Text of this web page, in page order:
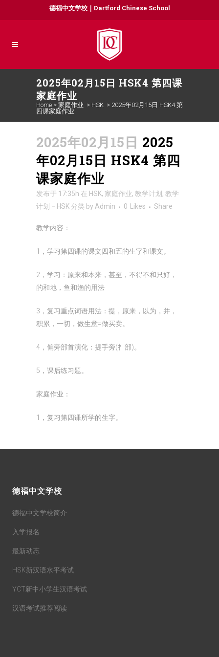
德福中文学校｜Dartford Chinese School
2025年02月15日 HSK4 第四课
家庭作业
Home > 家庭作业 > HSK > 2025年02月15日 HSK4 第
四课家庭作业
2025年02月15日 2025
年02月15日 HSK4 第四
课家庭作业
发布于 17:35h 在 HSK, 家庭作业, 教学计划 , 教学
计划－HSK 分类 by Admin 0 Likes Share
教学内容：
1，学习第四课的课文四和五的生字和课文。
2，学习：原来和本来，甚至，不得不和只好，
的和地，鱼和渔的用法
3，复习重点词语用法：提，原来，以为，并，
积累，一切，做生意=做买卖。
4，偏旁部首演化：提手旁(扌部)。
5，课后练习题。
家庭作业：
1，复习第四课所学的生字。
德福中文学校
德福中文学校简介
入学报名
最新动态
HSK新汉语水平考试
YCT新中小学生汉语考试
汉语考试推荐阅读